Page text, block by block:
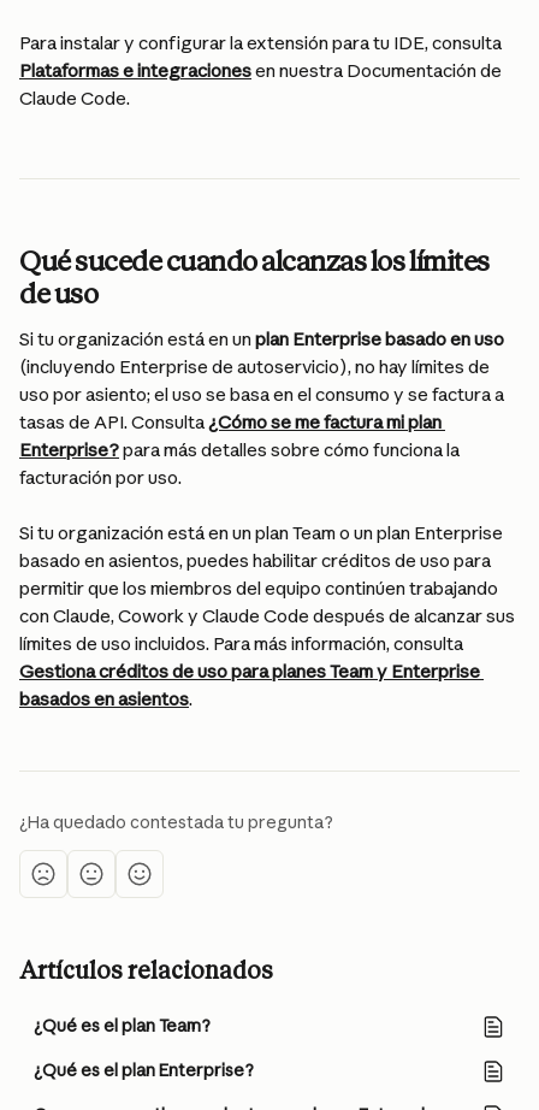
Para instalar y configurar la extensión para tu IDE, consulta
Plataformas e integraciones en nuestra Documentación de
Claude Code.
Qué sucede cuando alcanzas los límites
de uso
Si tu organización está en un plan Enterprise basado en uso
(incluyendo Enterprise de autoservicio), no hay límites de
uso por asiento; el uso se basa en el consumo y se factura a
tasas de API. Consulta ¿Cómo se me factura mi plan
Enterprise? para más detalles sobre cómo funciona la
facturación por uso.
Si tu organización está en un plan Team o un plan Enterprise
basado en asientos, puedes habilitar créditos de uso para
permitir que los miembros del equipo continúen trabajando
con Claude, Cowork y Claude Code después de alcanzar sus
límites de uso incluidos. Para más información, consulta
Gestiona créditos de uso para planes Team y Enterprise
basados en asientos.
¿Ha quedado contestada tu pregunta?
Artículos relacionados
¿Qué es el plan Team?
¿Qué es el plan Enterprise?